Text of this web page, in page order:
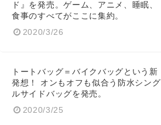
ド』を発売。ゲーム、アニメ、睡眠、
食事のすべてがここに集約。
2020/3/26
トートバッグ＝バイクバッグという新
発想！ オンもオフも似合う防水シング
ルサイドバッグを発売。
2020/3/25